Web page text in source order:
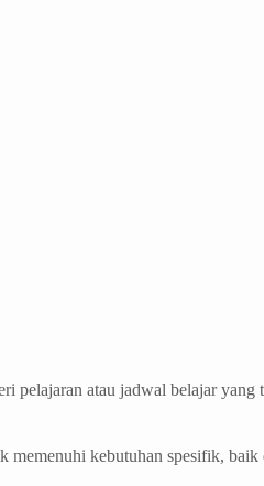
pelajaran atau jadwal belajar
memenuhi kebutuhan spesifik,